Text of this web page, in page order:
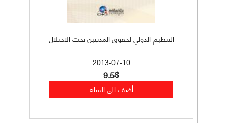
التنظيم الدولي لحقوق المدنيين تحت الاحتلال
2013-07-10
9.5$